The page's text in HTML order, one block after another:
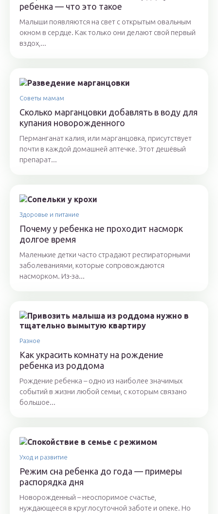
ребенка — что это такое
Малыши появляются на свет с открытым овальным
окном в сердце. Как только они делают свой первый
вздох,...
Советы мамам
Сколько марганцовки добавлять в воду для
купания новорожденного
Перманганат калия, или марганцовка, присутствует
почти в каждой домашней аптечке. Этот дешёвый
препарат...
Здоровье и питание
Почему у ребенка не проходит насморк
долгое время
Маленькие детки часто страдают респираторными
заболеваниями, которые сопровождаются
насморком. Из-за...
Разное
Как украсить комнату на рождение
ребенка из роддома
Рождение ребенка – одно из наиболее значимых
событий в жизни любой семьи, с которым связано
большое...
Уход и развитие
Режим сна ребенка до года — примеры
распорядка дня
Новорожденный – неоспоримое счастье,
нуждающееся в круглосуточной заботе и опеке. Но